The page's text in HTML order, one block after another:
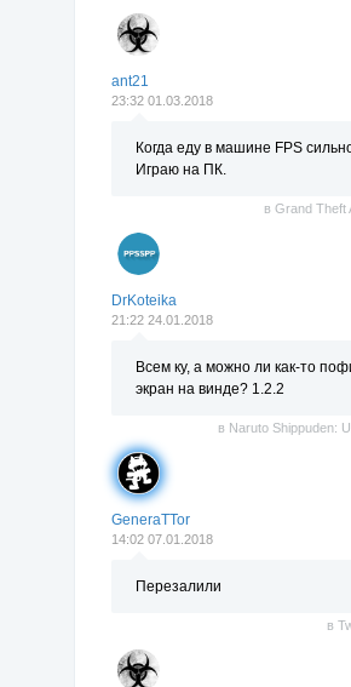
ant21
23:32 01.03.2018
Когда еду в машине FPS
Играю на ПК.
вGrand Theft
DrKoteika
21:22 24.01.2018
Всем ку, а можно ли как-то
экран на винде? 1.2.2
в Naruto Shippuden:
GeneraTTor
14:02 07.01.2018
Перезалили
в